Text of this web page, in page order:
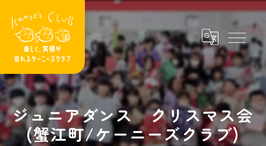
ジュニアダンス クリスマス会
(蟹江町/ケーニーズクラブ)